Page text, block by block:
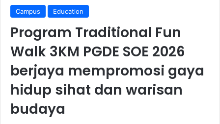
Campus Education
Program Traditional Fun
Walk 3KM PGDE SOE 2026
berjaya mempromosi gaya
hidup sihat dan warisan
budaya